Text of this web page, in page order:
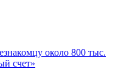
около 800 тыс.
счет»